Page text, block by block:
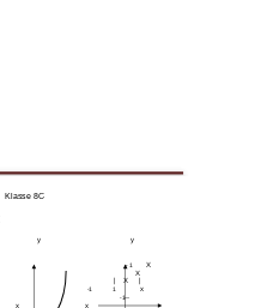
Klasse 8C
y
y
-- 1
X
X
|
X     |
-1 1 x
-1--
x
x